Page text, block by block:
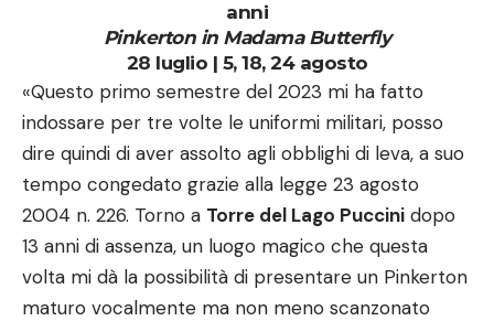
anni
Pinkerton in Madama Butterfly
28 luglio | 5, 18, 24 agosto
«Questo primo semestre del 2023 mi ha fatto
indossare per tre volte le uniformi militari, posso
dire quindi di aver assolto agli obblighi di leva, a suo
tempo congedato grazie alla legge 23 agosto
2004 n. 226. Torno a Torre del Lago Puccini dopo
13 anni di assenza, un luogo magico che questa
volta mi dà la possibilità di presentare un Pinkerton
maturo vocalmente ma non meno scanzonato